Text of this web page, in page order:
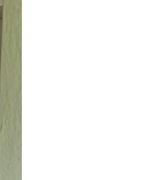
murales de pared